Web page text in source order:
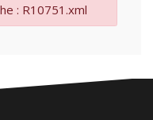
: R10751.xml